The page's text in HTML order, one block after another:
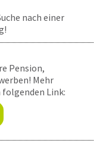
nach einer
Pension,
Mehr
Link: